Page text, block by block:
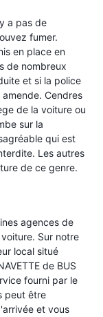
a pas de
fumer.
en place en
de nombreux
et si la police
Cendres
de la voiture ou
sur la
qui est
Les autres
de ce genre.
agences de
Sur notre
local situé
de BUS
fourni par le
peut être
et vous